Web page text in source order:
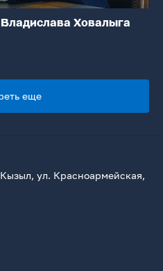
Ховалыга
еще
ул. Красноармейская,